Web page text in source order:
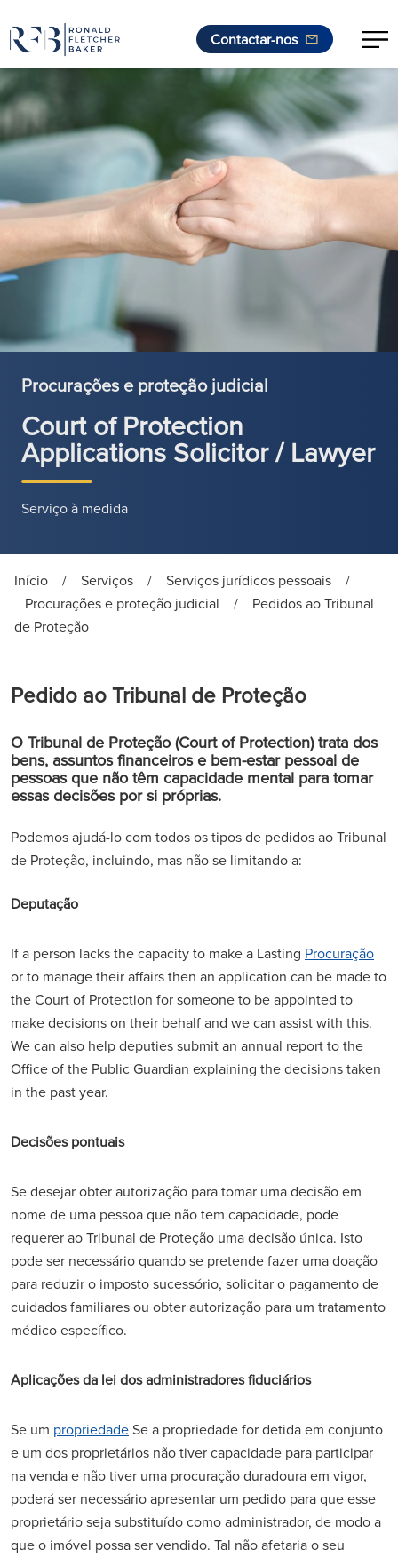
Saltar para o conteúdo
Contactar-nos
Procurações e proteção judicial
Court of Protection
Applications Solicitor / Lawyer
Serviço à medida
Início / Serviços / Serviços jurídicos pessoais
/
Procurações e proteção judicial
/
Pedidos ao Tribunal
de Proteção
Pedido ao Tribunal de Proteção
O Tribunal de Proteção (Court of Protection) trata dos
bens, assuntos financeiros e bem-estar pessoal de
pessoas que não têm capacidade mental para tomar
essas decisões por si próprias.
Podemos ajudá-lo com todos os tipos de pedidos ao Tribunal
de Proteção, incluindo, mas não se limitando a:
Deputação
If a person lacks the capacity to make a Lasting Procuração
or to manage their affairs then an application can be made to
the Court of Protection for someone to be appointed to
make decisions on their behalf and we can assist with this.
We can also help deputies submit an annual report to the
Office of the Public Guardian explaining the decisions taken
in the past year.
Decisões pontuais
Se desejar obter autorização para tomar uma decisão em
nome de uma pessoa que não tem capacidade, pode
requerer ao Tribunal de Proteção uma decisão única. Isto
pode ser necessário quando se pretende fazer uma doação
para reduzir o imposto sucessório, solicitar o pagamento de
cuidados familiares ou obter autorização para um tratamento
médico específico.
Aplicações da lei dos administradores fiduciários
Se um propriedadeSe a propriedade for detida em conjunto
e um dos proprietários não tiver capacidade para participar
na venda e não tiver uma procuração duradoura em vigor,
poderá ser necessário apresentar um pedido para que esse
proprietário seja substituído como administrador, de modo a
que o imóvel possa ser vendido. Tal não afetaria o seu